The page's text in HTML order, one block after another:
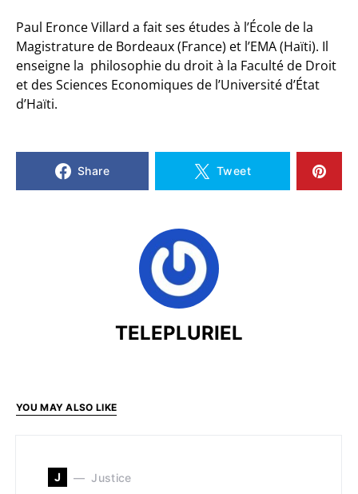
Paul Eronce Villard a fait ses études à l’École de la
Magistrature de Bordeaux (France) et l’EMA (Haïti). Il
enseigne la philosophie du droit à la Faculté de Droit
et des Sciences Economiques de l’Université d’État
d’Haïti.
Share Tweet
TELEPLURIEL
YOU MAY ALSO LIKE
J Justice